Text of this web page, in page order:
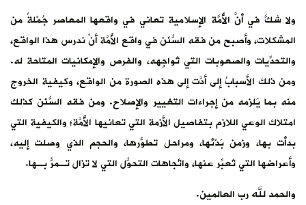
ولا شكَّ في أنَّ الأُمَّة الإسلامية تعاني في واقعها المعاصر جُمْلةً من
المشكلات، وأصبح من فقه السُّنَن في واقع الأُمَّة أنْ ندرس هذا الواقع،
والتحدِّيات والصعوبات التي تُواجِهه، والفرص والإمكانيات المتاحة له.
ومن ذلك الأسبابُ إلى أدَّت إلى هذه الصورة من الواقع، وكيفية الخروج
منه بما يَلزمه من إجراءات التغيير والإصلاح. ومن فقه السُّنَن كذلك
امتلاك الوعي اللازم بتفاصيل الأزمة التي تعانيها الأُمَّة؛ والكيفية التي
بدأت بها، وزمن بَدْئها، ومراحل تطوُّرها، والحجم الذي وصلت إليه،
وأعراضها التي تُعبِّر عنها، واتِّجاهات التحوُّل التي لا تزال تـمرُّ بـها.
والحمد لله رب العالمين.